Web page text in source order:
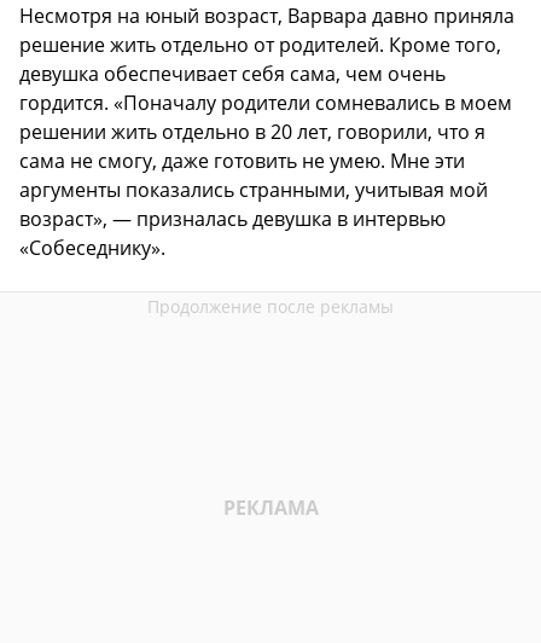
Несмотря на юный возраст, Варвара давно приняла
решение жить отдельно от родителей. Кроме того,
девушка обеспечивает себя сама, чем очень
гордится. «Поначалу родители сомневались в моем
решении жить отдельно в 20 лет, говорили, что я
сама не смогу, даже готовить не умею. Мне эти
аргументы показались странными, учитывая мой
возраст», — призналась девушка в интервью
«Собеседнику».